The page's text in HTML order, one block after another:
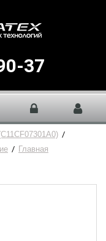
37
/
/ Главная